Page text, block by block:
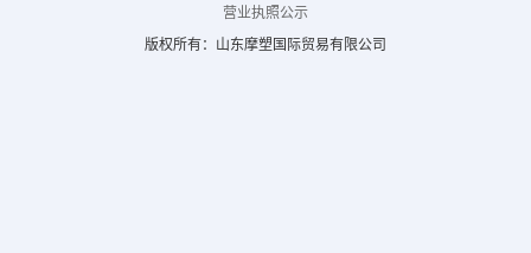
营业执照公示
版权所有：山东摩塑国际贸易有限公司